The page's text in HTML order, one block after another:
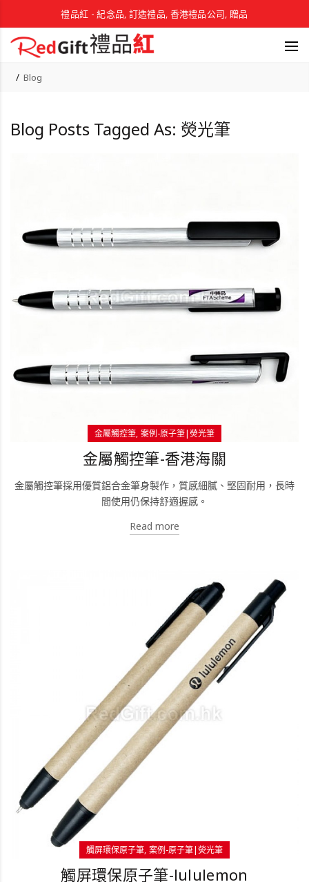
禮品紅 - 紀念品, 訂造禮品, 香港禮品公司, 贈品
Blog
Blog Posts Tagged As: 熒光筆
金屬觸控筆 案例-原子筆|熒光筆
金屬觸控筆-香港海關
金屬觸控筆採用優質鋁合金筆身製作，質感細膩、堅固耐用，長時
間使用仍保持舒適握感。
Read more
觸屏環保原子筆 案例-原子筆|熒光筆
觸屏環保原子筆-lululemon